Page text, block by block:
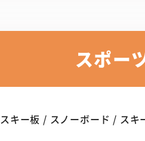
スポー
スキー板 / スノーボード / スキ